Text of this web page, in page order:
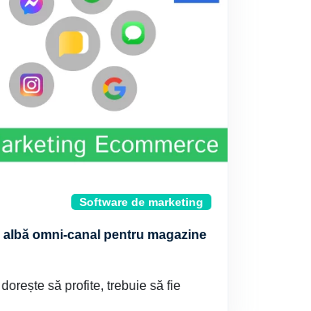
Software de marketing
omni-canal pentru magazine
să profite, trebuie să fie